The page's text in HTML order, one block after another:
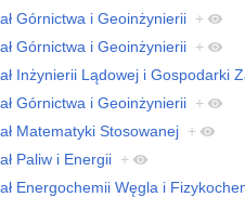
Górnictwa i Geoinżynierii +
Górnictwa i Geoinżynierii +
Inżynierii Lądowej i Gospodarki
Górnictwa i Geoinżynierii +
Matematyki Stosowanej +
Paliw i Energii +
Energochemii Węgla i